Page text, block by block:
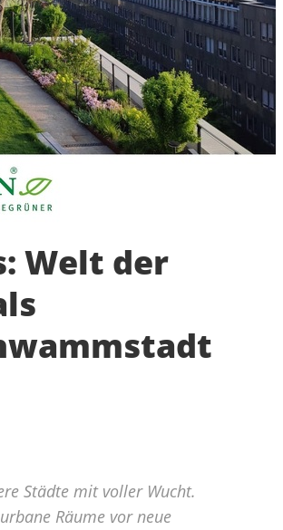
Welt der
Städte mit voller Wucht.
Räume vor neue